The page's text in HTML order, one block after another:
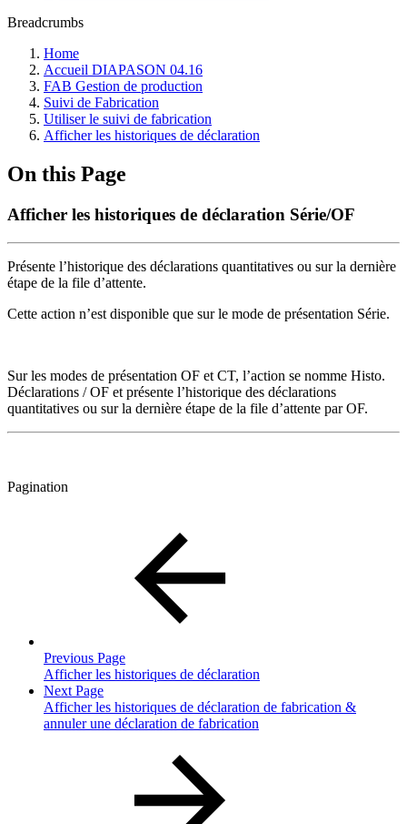
Breadcrumbs
Home
Accueil DIAPASON 04.16
FAB Gestion de production
Suivi de Fabrication
Utiliser le suivi de fabrication
Afficher les historiques de déclaration
On this Page
Afficher les historiques de déclaration Série/OF
Présente l’historique des déclarations quantitatives ou sur la dernière
étape de la file d’attente.
Cette action n’est disponible que sur le mode de présentation Série.
Sur les modes de présentation OF et CT, l’action se nomme Histo.
Déclarations / OF et présente l’historique des déclarations
quantitatives ou sur la dernière étape de la file d’attente par OF.
Pagination
Previous Page
Afficher les historiques de déclaration
Next Page
Afficher les historiques de déclaration de fabrication &
annuler une déclaration de fabrication